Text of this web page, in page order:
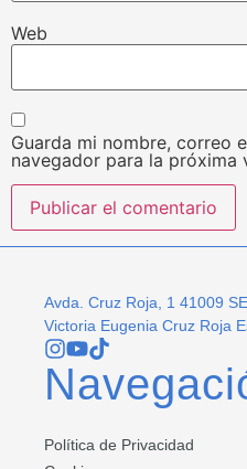
Web
Guarda mi nombre, correo
navegador para la próxima
Avda. Cruz Roja, 1 41009
Victoria Eugenia Cruz Roja
Política de Privacidad